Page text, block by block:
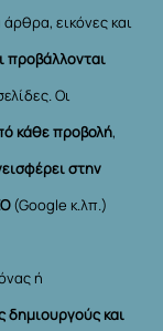
εικόνες και
προβάλλονται
Οι
κάθε προβολή,
στην
(Google κ.λπ.)
ή
δημιουργούς και